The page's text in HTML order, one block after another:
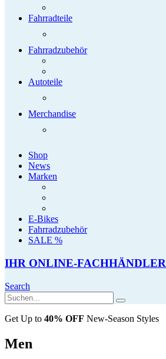
Fahrradteile
Fahrradzubehör
Autoteile
Merchandise
Shop
News
Marken
E-Bikes
Fahrradzubehör
SALE %
IHR ONLINE-FACHHÄNDLER
Search
Get Up to 40% OFF New-Season Styles
Men